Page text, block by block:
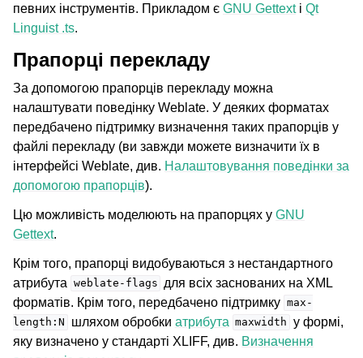
певних інструментів. Прикладом є GNU Gettextі Qt
Linguist .ts.
Прапорці перекладу
За допомогою прапорців перекладу можна
налаштувати поведінку Weblate. У деяких форматах
передбачено підтримку визначення таких прапорців у
файлі перекладу (ви завжди можете визначити їх в
інтерфейсі Weblate, див. Налаштовування поведінки за
допомогою прапорців).
Цю можливість моделюють на прапорцях у GNU
Gettext.
Крім того, прапорці видобуваються з нестандартного
атрибута weblate-flags для всіх заснованих на XML
форматів. Крім того, передбачено підтримку max-
length:N
шляхом обробки атрибута maxwidth у формі,
яку визначено у стандарті XLIFF, див. Визначення